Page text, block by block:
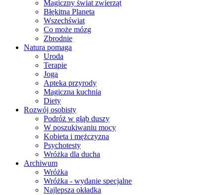
Magiczny świat zwierząt
Błękitna Planeta
Wszechświat
Co może mózg
Zbrodnie
Natura pomaga
Uroda
Terapie
Joga
Apteka przyrody
Magiczna kuchnia
Diety
Rozwój osobisty
Podróż w głąb duszy
W poszukiwaniu mocy
Kobieta i mężczyzna
Psychotesty
Wróżka dla ducha
Archiwum
Wróżka
Wróżka - wydanie specjalne
Najlepsza okładka